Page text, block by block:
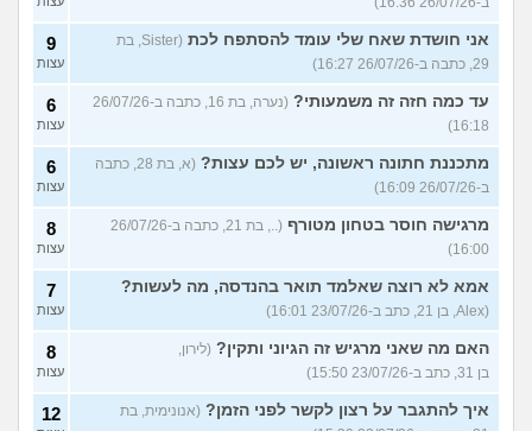
אני חושדת שאח שלי עומד להסתפח לכת
(Sister, בת
29, כתבה ב-26/07/26 16:27)
9
עצות
עד כמה חזה זה משמעותי?
(נערה, בת 16, כתבה ב-26/07/26
16:18)
6
עצות
מתכננת חתונה ראשונה, יש לכם עצות?
(א, בת 28, כתבה
ב-26/07/26 16:09)
6
עצות
מרגישה חוסר בטחון מטורף
(.., בת 21, כתבה ב-26/07/26
16:00)
8
עצות
אמא לא רוצה שאלמד תואר בהנדסה, מה לעשות?
(Alex, בן 21, כתב ב-23/07/26 16:01)
7
עצות
האם מה שאני מרגיש זה הגיוני ותקין? (לירון,
בן 31, כתב ב-23/07/26 15:50)
8
עצות
איך להתגבר על רצון לקשר לפני הזמן? (אנונימית, בת
12